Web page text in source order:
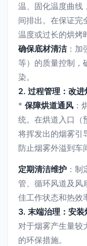
温、固化温度曲线
间排出。在保证完
温度或过长的烘烤
确保底材清洁：加
等）的质量控制，
染。
2. 过程管理：改
* 保障烘道通风 ：
统。在烘道入口（
将挥发出的烟雾引
防止烟雾外溢到车
定期清洁维护 ：
管、循环风道及风
佳工作状态和热效
3. 末端治理：安
对于烟雾产生量较
的环保措施。